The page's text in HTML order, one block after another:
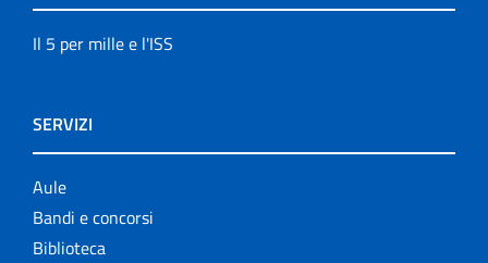
Il 5 per mille e l'ISS
SERVIZI
Aule
Bandi e concorsi
Biblioteca